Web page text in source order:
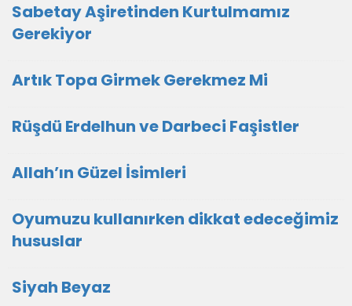
Sabetay Aşiretinden Kurtulmamız
Gerekiyor
Artık Topa Girmek Gerekmez Mi
Rüşdü Erdelhun ve Darbeci Faşistler
Allah’ın Güzel İsimleri
Oyumuzu kullanırken dikkat edeceğimiz
hususlar
Siyah Beyaz